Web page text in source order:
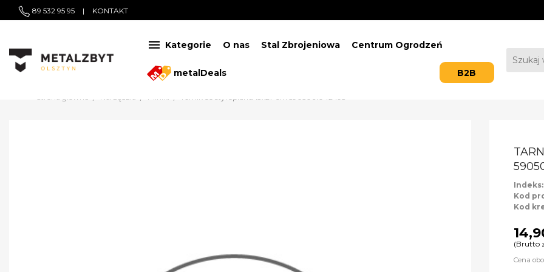
89 532 95 95 | KONTAKT
 Kategorie O nas Stal Zbrojeniowa Centrum Ogrodzeń
metalDeals B2B
Indeks:
Kod
Kod
(Brutto
Cena